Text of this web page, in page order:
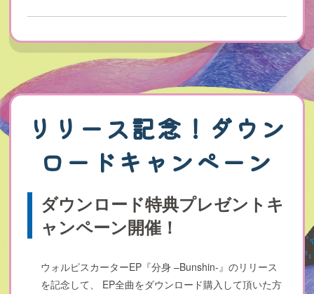
リリース記念！ダウン
ロードキャンペーン
ダウンロード特典プレゼントキ
ャンペーン開催！
ウォルピスカーターEP『分身 –Bunshin-』のリリース
を記念して、
EP全曲をダウンロード購入して頂いた方